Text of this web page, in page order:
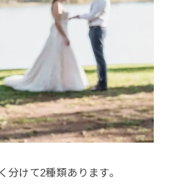
分けて2種類あります。